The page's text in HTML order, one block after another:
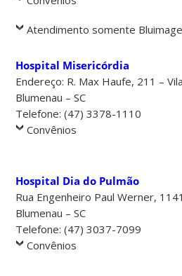
Atendimento somente
Hospital Misericórdia
Endereço: R. Max Haufe, 211 –
Blumenau – SC
Telefone: (47) 3378-1110
Convênios
Hospital Dia do Pulmão
Rua Engenheiro Paul Werner,
Blumenau – SC
Telefone: (47) 3037-7099
Convênios